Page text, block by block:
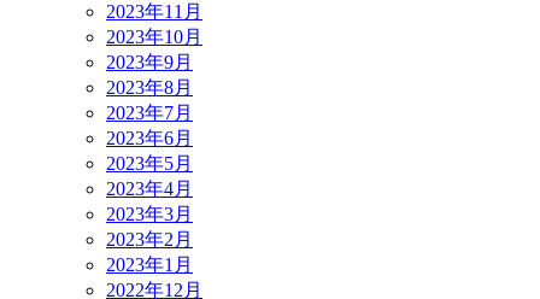
2023年11月
2023年10月
2023年9月
2023年8月
2023年7月
2023年6月
2023年5月
2023年4月
2023年3月
2023年2月
2023年1月
2022年12月